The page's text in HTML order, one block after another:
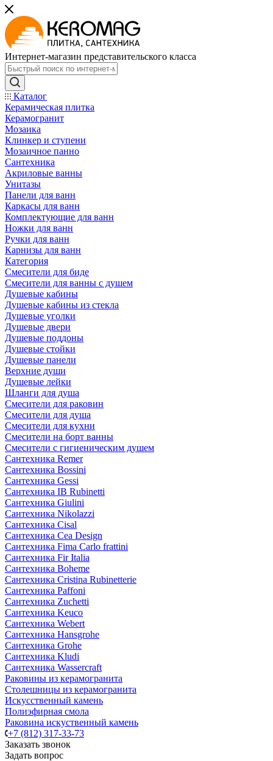
Интернет-магазин представительского класса
Каталог
Керамическая плитка
Керамогранит
Мозаика
Клинкер и ступени
Мозаичное панно
Сантехника
Акриловые ванны
Унитазы
Панели для ванн
Каркасы для ванн
Комплектующие для ванн
Ножки для ванн
Ручки для ванн
Карнизы для ванн
Категория
Смесители для биде
Смесители для ванны с душем
Душевые кабины
Душевые кабины из стекла
Душевые уголки
Душевые двери
Душевые поддоны
Душевые стойки
Душевые панели
Верхние души
Душевые лейки
Шланги для душа
Смесители для раковин
Смесители для душа
Смесители для кухни
Смесители на борт ванны
Смесители с гигиеническим душем
Сантехника Remer
Сантехника Bossini
Сантехника Gessi
Сантехника IB Rubinetti
Сантехника Giulini
Сантехника Nikolazzi
Сантехника Cisal
Сантехника Cea Design
Сантехника Fima Carlo frattini
Сантехника Fir Italia
Сантехника Boheme
Сантехника Cristina Rubinetterie
Сантехника Paffoni
Сантехника Zuchetti
Сантехника Keuco
Сантехника Webert
Сантехника Hansgrohe
Сантехника Grohe
Сантехника Kludi
Сантехника Wassercraft
Раковины из керамогранита
Столешницы из керамогранита
Искусственный камень
Полиэфирная смола
Раковина искуственный камень
+7 (812) 317-33-73
Заказать звонок
Задать вопрос